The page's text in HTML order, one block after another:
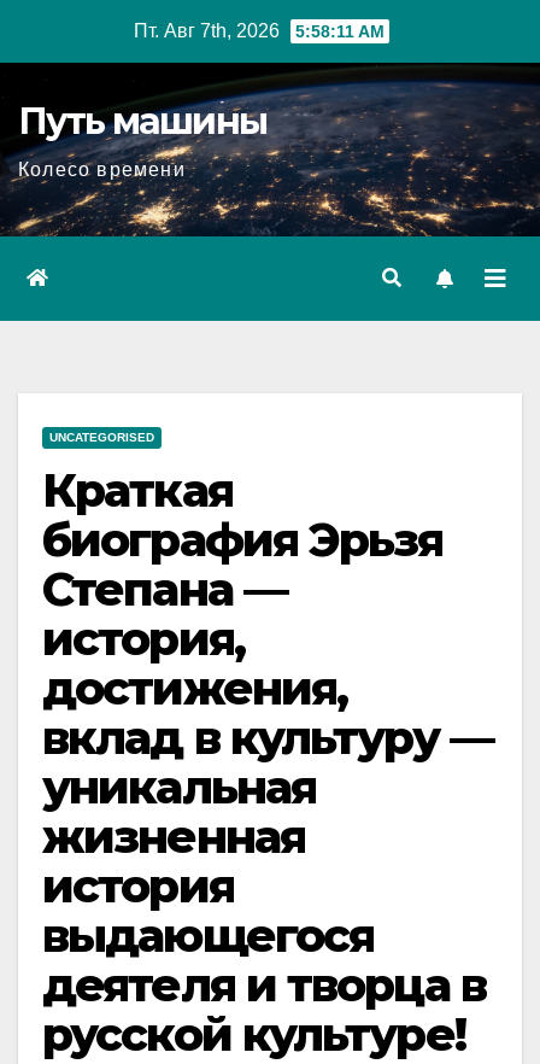
Пт. Авг 7th, 2026 5:58:12 AM
Путь машины
Колесо времени
UNCATEGORISED
Краткая
биография Эрьзя
Степана —
история,
достижения,
вклад в культуру —
уникальная
жизненная
история
выдающегося
деятеля и творца в
русской культуре!